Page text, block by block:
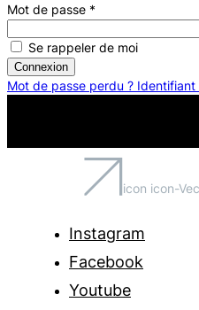
Mot de passe *
Se rappeler de moi
Connexion
Mot de passe perdu ? Identifiant
icon icon-
Instagram
Facebook
Youtube